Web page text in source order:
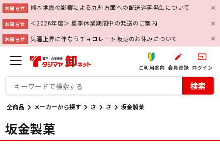
お知らせ 熊本地震の影響による九州方面への配送遅延発生について
お知らせ ＜2026年度＞ 夏季休業期間中の発送のご案内
お知らせ 気温上昇に伴なうチョコレート販売のお休みについて
ご利用案内
create
会員登録
input
ログイン
検索
全商品 メーカーから探す さ さ 坂金製菓
坂金製菓